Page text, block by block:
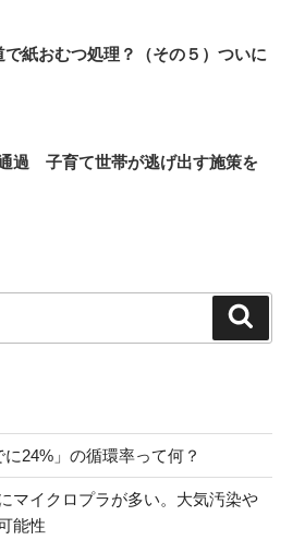
紙おむつ処理？（その５）ついに
過 子育て世帯が逃げ出す施策を
24%」の循環率って何？
マイクロプラが多い。大気汚染や
能性